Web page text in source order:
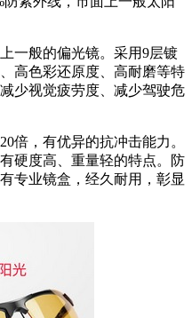
一般的偏光镜。采用9层镀
高色彩还原度、高耐磨等特
少视觉疲劳度、减少驾驶危
倍，有优异的抗冲击能力。
硬度高、重量轻的特点。防
专业镜盒，经久耐用，彰显